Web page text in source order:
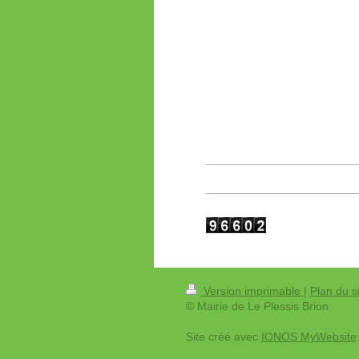
Version imprimable | Plan du
© Mairie de Le Plessis Brion
Site créé avec IONOS MyWebsite